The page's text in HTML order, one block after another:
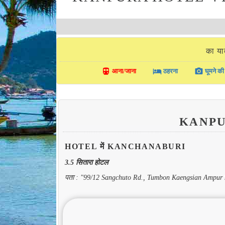
का
directions_transit आना/जाना local_hotelठहरना photo_camera घूमने
HOTEL में KANCHANABURI
3.5 सितारा होटल
पता : "99/12 Sangchuto Rd., Tumbon Kaengsian